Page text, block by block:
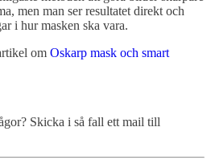
men man ser resultatet direkt och
i hur masken ska vara.
om Oskarp mask och smart
Skicka i så fall ett mail till